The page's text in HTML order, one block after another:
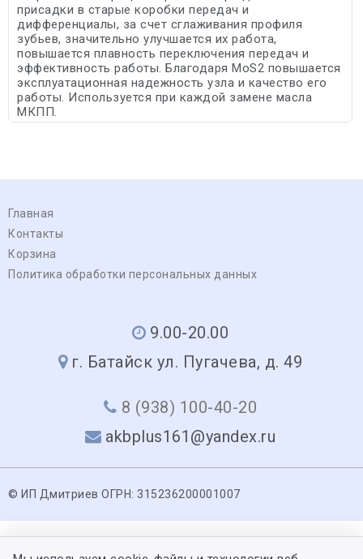
присадки в старые коробки передач и
дифференциалы, за счет сглаживания профиля
зубьев, значительно улучшается их работа,
повышается плавность переключения передач и
эффективность работы. Благодаря MoS2 повышается
эксплуатационная надежность узла и качество его
работы. Используется при каждой замене масла
МКПП.
Главная
Контакты
Корзина
Политика обработки персональных данных
9.00-20.00
г. Батайск ул. Пугачева, д. 49
8 (938) 100-40-20
akbplus161@yandex.ru
© ИП Дмитриев ОГРН: 315236200001007